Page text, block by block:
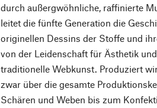
durch außergwöhnliche, raffinierte
leitet die fünfte Generation die
originellen Dessins der Stoffe und
von der Leidenschaft für Ästhetik
traditionelle Webkunst. Produziert
zwar über die gesamte
Schären und Weben bis zum